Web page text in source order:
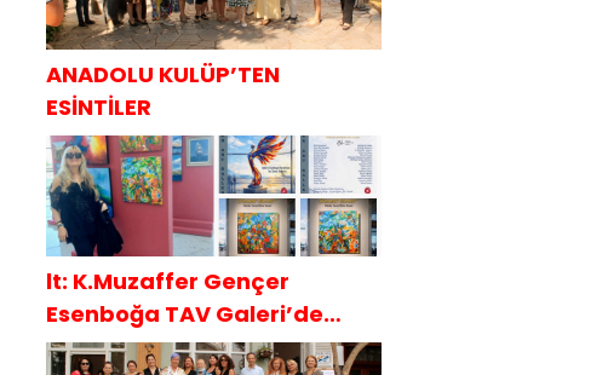
ANADOLU KULÜP’TEN
ESİNTİLER
lt: K.Muzaffer Gençer
Esenboğa TAV Galeri’de
SAKÜDER İle